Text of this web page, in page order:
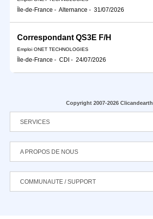
Île-de-France - Alternance - 31/07/2026
Correspondant QS3E F/H
Emploi ONET TECHNOLOGIES
Île-de-France - CDI - 24/07/2026
Copyright 2007-2026 Clicandearth
SERVICES
A PROPOS DE NOUS
COMMUNAUTE / SUPPORT